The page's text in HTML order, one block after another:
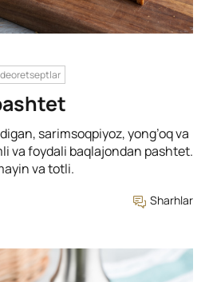
sarimsoqpiyoz, yong’oq va
va foydali baqlajondan pashtet.
va totli.
Sharhlar